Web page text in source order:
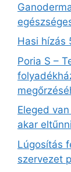
Hasi hízás
Poria S –
Eleged
akar
Lúgosítás
szervezet